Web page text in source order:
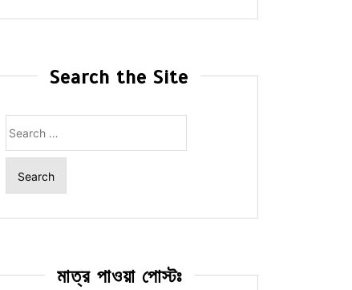
Search the Site
for:
মাত্র পাওয়া পোস্টঃ